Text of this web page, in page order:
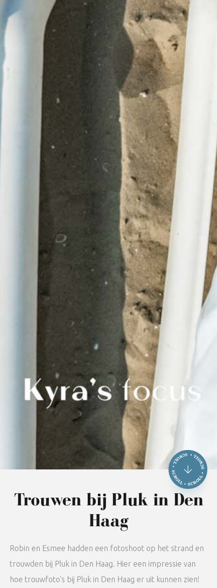
Trouwen bij Pluk in Den
Haag
Robin en Esmee hadden een fotoshoot op het strand en
trouwden bij Pluk in Den Haag. Hier een impressie van
hoe trouwfoto's bij Pluk in Den Haag er uit kunnen zien!